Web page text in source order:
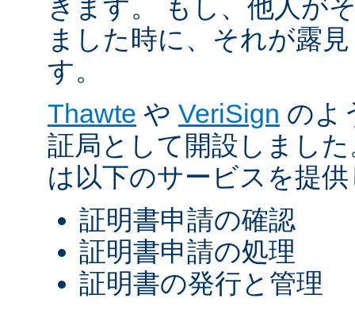
きます。 もし、他人が
ました時に、それが露
す。
Thawte や VeriSign のよ
証局として開設しまし
は以下のサービスを提
証明書申請の確認
証明書申請の処理
証明書の発行と管理